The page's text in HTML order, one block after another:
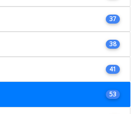
37
38
41
53